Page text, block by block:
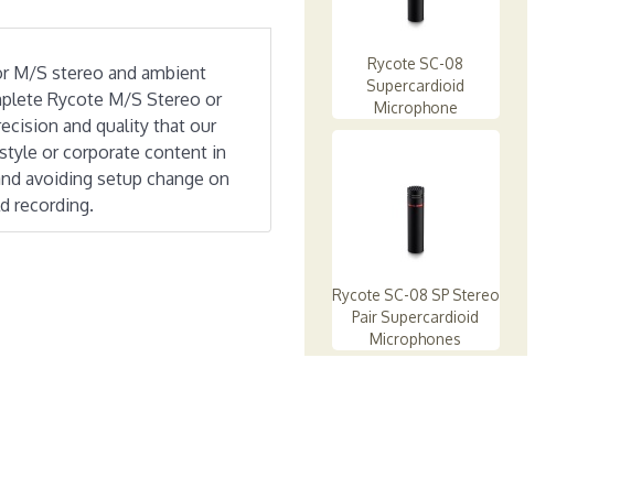
M/S stereo and ambient
Rycote M/S Stereo or
and quality that our
or corporate content in
avoiding setup change on
recording.
Rycote SC-08
Supercardioid
Microphone
Rycote SC-08 SP Stereo
Pair Supercardioid
Microphones